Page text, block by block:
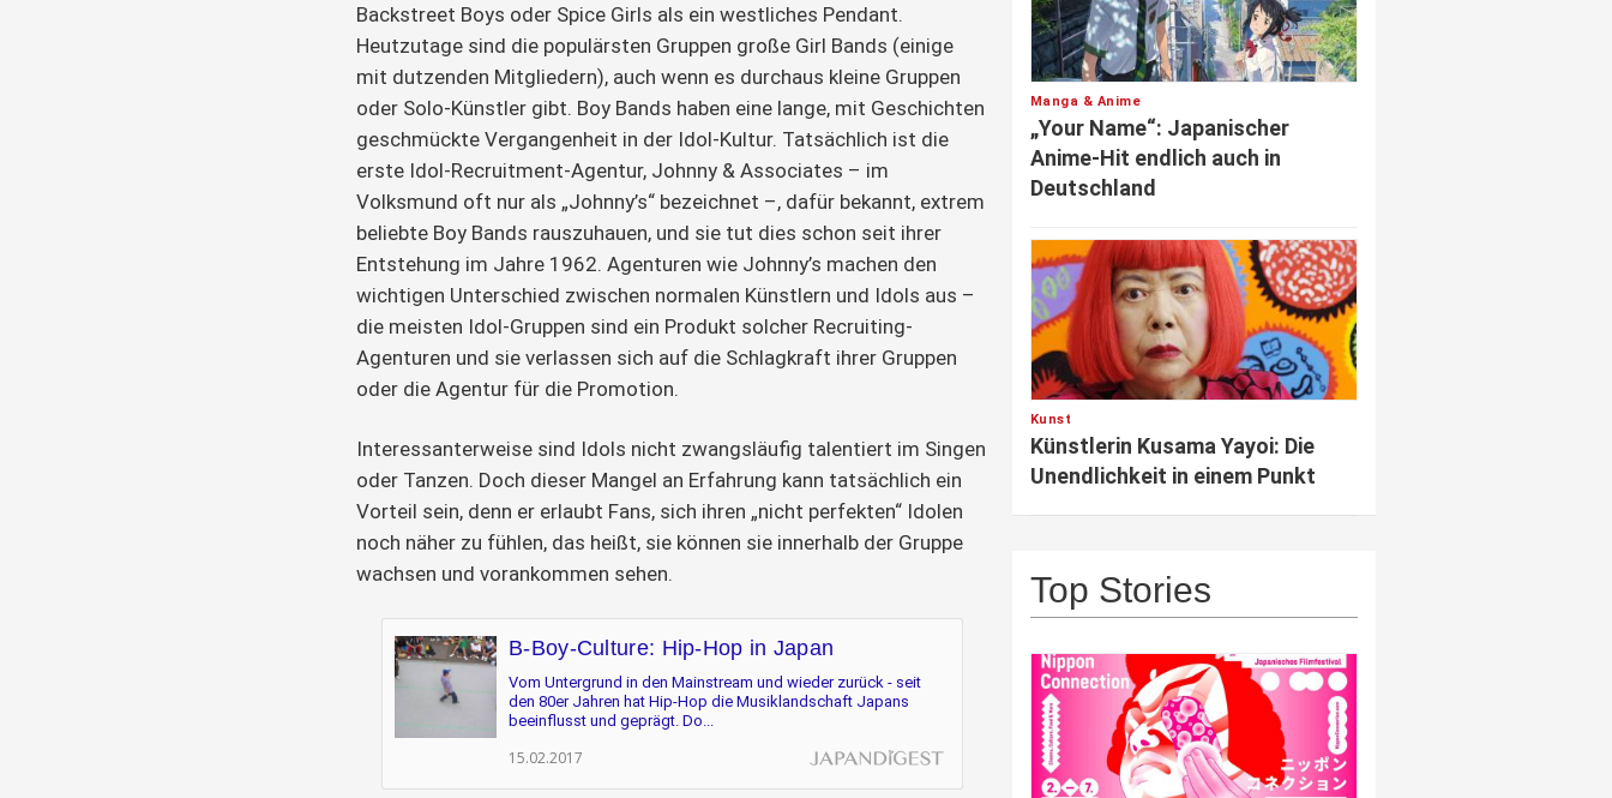
Backstreet Boys oder Spice Girls als ein westliches Pendant.
Heutzutage sind die populärsten Gruppen große Girl Bands (einige
mit dutzenden Mitgliedern), auch wenn es durchaus kleine Gruppen
oder Solo-Künstler gibt. Boy Bands haben eine lange, mit Geschichten
geschmückte Vergangenheit in der Idol-Kultur. Tatsächlich ist die
erste Idol-Recruitment-Agentur, Johnny & Associates – im
Volksmund oft nur als „Johnny’s“ bezeichnet –, dafür bekannt, extrem
beliebte Boy Bands rauszuhauen, und sie tut dies schon seit ihrer
Entstehung im Jahre 1962. Agenturen wie Johnny’s machen den
wichtigen Unterschied zwischen normalen Künstlern und Idols aus –
die meisten Idol-Gruppen sind ein Produkt solcher Recruiting-
Agenturen und sie verlassen sich auf die Schlagkraft ihrer Gruppen
oder die Agentur für die Promotion.
Interessanterweise sind Idols nicht zwangsläufig talentiert im Singen
oder Tanzen. Doch dieser Mangel an Erfahrung kann tatsächlich ein
Vorteil sein, denn er erlaubt Fans, sich ihren „nicht perfekten“ Idolen
noch näher zu fühlen, das heißt, sie können sie innerhalb der Gruppe
wachsen und vorankommen sehen.
B-Boy-Culture: Hip-Hop in Japan
Vom Untergrund in den Mainstream und wieder zurück - seit
den 80er Jahren hat Hip-Hop die Musiklandschaft Japans
beeinflusst und geprägt. Do...
15.02.2017
Manga & Anime
„Your Name“: Japanischer
Anime-Hit endlich auch in
Deutschland
Kunst
Künstlerin Kusama Yayoi: Die
Unendlichkeit in einem Punkt
Top Stories